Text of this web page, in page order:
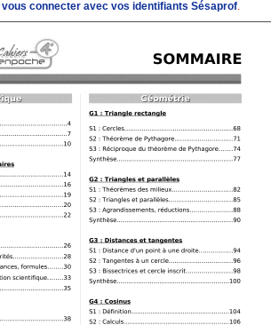
vous connecter avec vos identifiants Sésaprof.